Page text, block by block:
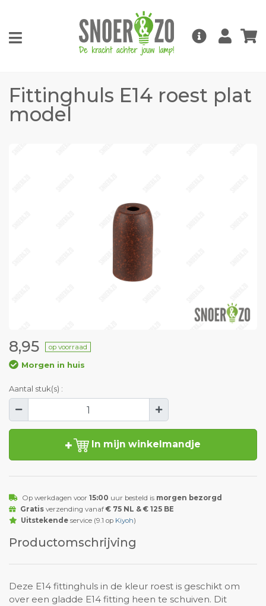
Fittinghuls E14 roest plat
model
8,95 op voorraad
Morgen in huis
Aantal stuk(s) :
In mijn winkelmandje
Op werkdagen voor 15:00 uur besteld is morgen bezorgd
Gratisverzending vanaf € 75 NL & € 125 BE
Uitstekendeservice (9.1 op Kiyoh)
Productomschrijving
Deze E14 fittinghuls in de kleur roest is geschikt om
over een gladde E14 fitting heen te schuiven. Dit